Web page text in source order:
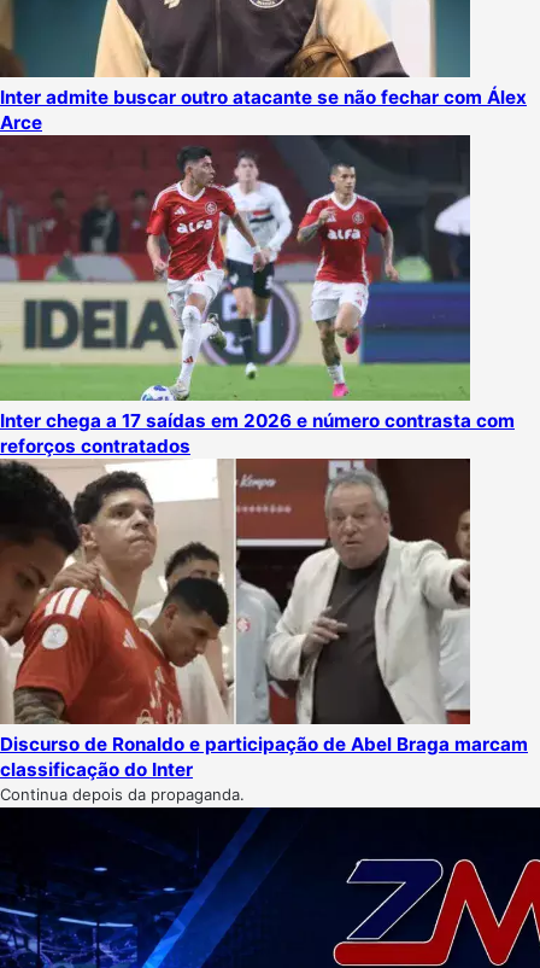
Inter admite buscar outro atacante se não fechar com Álex
Arce
Inter chega a 17 saídas em 2026 e número contrasta com
reforços contratados
Discurso de Ronaldo e participação de Abel Braga marcam
classificação do Inter
Continua depois da propaganda.